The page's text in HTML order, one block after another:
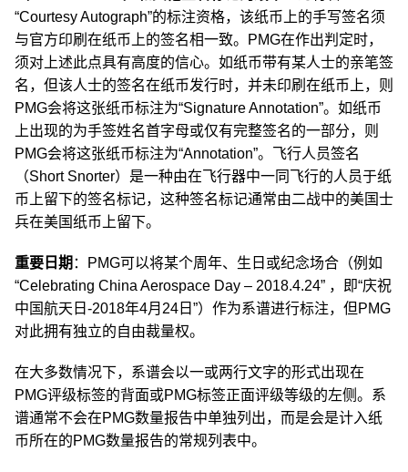
“Courtesy Autograph”的标注资格，该纸币上的手写签名须
与官方印刷在纸币上的签名相一致。PMG在作出判定时，
须对上述此点具有高度的信心。如纸币带有某人士的亲笔签
名，但该人士的签名在纸币发行时，并未印刷在纸币上，则
PMG会将这张纸币标注为“Signature Annotation”。如纸币
上出现的为手签姓名首字母或仅有完整签名的一部分，则
PMG会将这张纸币标注为“Annotation”。飞行人员签名
（Short Snorter）是一种由在飞行器中一同飞行的人员于纸
币上留下的签名标记，这种签名标记通常由二战中的美国士
兵在美国纸币上留下。
重要日期 ：PMG可以将某个周年、生日或纪念场合（例如
“Celebrating China Aerospace Day – 2018.4.24” ，即“庆祝
中国航天日-2018年4月24日”）作为系谱进行标注，但PMG
对此拥有独立的自由裁量权。
在大多数情况下，系谱会以一或两行文字的形式出现在
PMG评级标签的背面或PMG标签正面评级等级的左侧。系
谱通常不会在PMG数量报告中单独列出，而是会是计入纸
币所在的PMG数量报告的常规列表中。